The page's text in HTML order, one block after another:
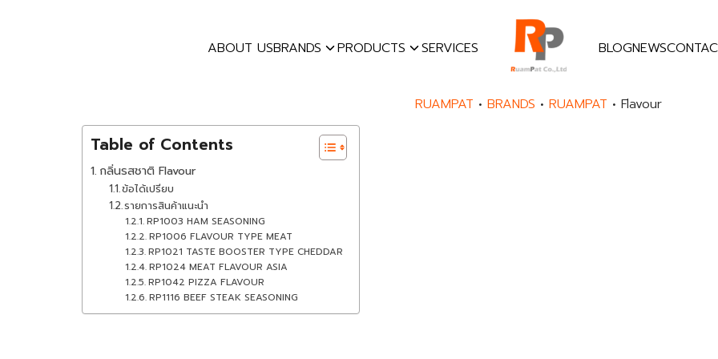
ABOUT USBRANDS PRODUCTS SERVICES BLOGNEWS
RUAMPAT • BRANDS • RUAMPAT • Flavour
Table of Contents
กลิ่นรสชาติ Flavour
ข้อได้เปรียบ
รายการสินค้าแนะนำ
RP1003 HAM SEASONING
RP1006 FLAVOUR TYPE MEAT
RP1021 TASTE BOOSTER TYPE CHEDDAR
RP1024 MEAT FLAVOUR ASIA
RP1042 PIZZA FLAVOUR
RP1116 BEEF STEAK SEASONING